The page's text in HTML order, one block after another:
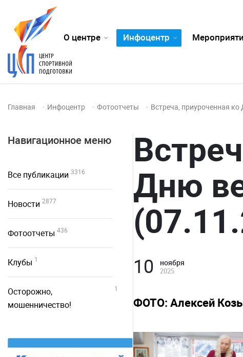
О центре Инфоцентр
Главная Инфоцентр Фотоотчеты Встреча, приуроченная
Навигационное меню
Все публикации 3316
Новости 2877
Фотоотчеты 436
Клубы 1
Осторожно,
мошенничество!
1
Дню
10 ноября
2025
ФОТО: Алексей